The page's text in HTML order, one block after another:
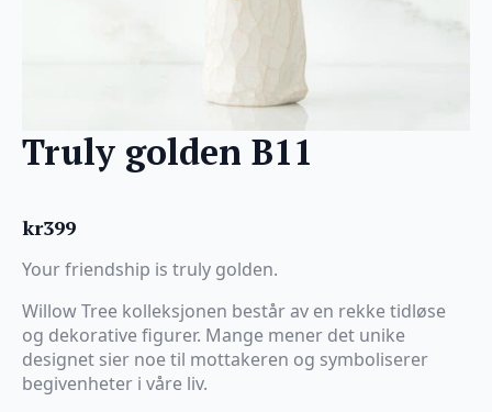
Truly golden B11
kr399
Your friendship is truly golden.
Willow Tree kolleksjonen består av en rekke tidløse
og dekorative figurer. Mange mener det unike
designet sier noe til mottakeren og symboliserer
begivenheter i våre liv.